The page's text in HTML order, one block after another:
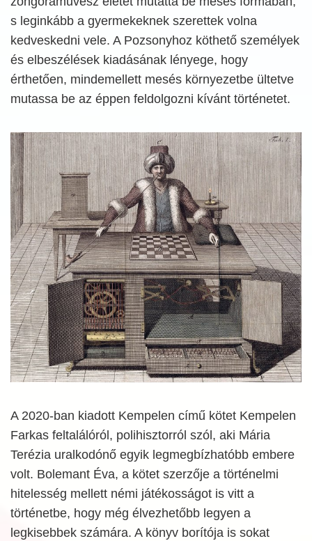
s leginkább a gyermekeknek szerettek volna
kedveskedni vele. A Pozsonyhoz köthető személyek
és elbeszélések kiadásának lényege, hogy
érthetően, mindemellett mesés környezetbe ültetve
mutassa be az éppen feldolgozni kívánt történetet.
A 2020-ban kiadott Kempelen című kötet Kempelen
Farkas feltalálóról, polihisztorról szól, aki Mária
Terézia uralkodónő egyik legmegbízhatóbb embere
volt. Bolemant Éva, a kötet szerzője a történelmi
hitelesség mellett némi játékosságot is vitt a
történetbe, hogy még élvezhetőbb legyen a
legkisebbek számára. A könyv borítója is sokat